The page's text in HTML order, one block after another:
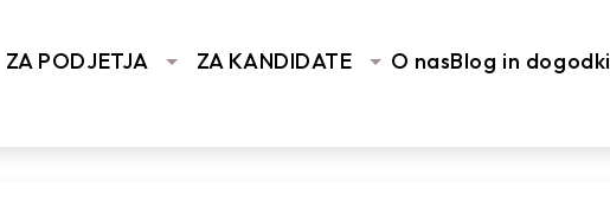
ZA PODJETJA ZA KANDIDATE O nasBlog in dogodki